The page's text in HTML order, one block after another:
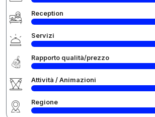
Reception
Servizi
Rapporto qualità/prezzo
Attività / Animazioni
Regione